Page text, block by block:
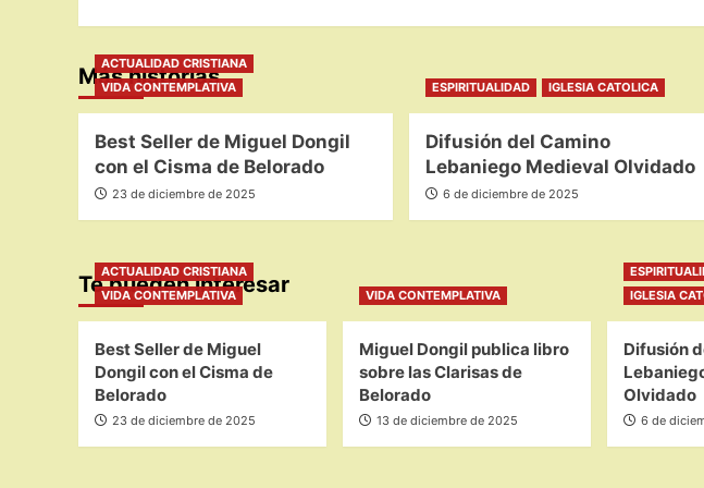
entradas
Más historias
ACTUALIDAD CRISTIANA
VIDA CONTEMPLATIVA
Best Seller de Miguel Dongil
con el Cisma de Belorado
23 de diciembre de 2025
ESPIRITUALIDAD IGLESIA CATOLICA
Difusión del Camino
Lebaniego Medieval Olvidado
6 de diciembre de 2025
Te pueden interesar
ACTUALIDAD CRISTIANA
VIDA CONTEMPLATIVA
Best Seller de Miguel
Dongil con el Cisma de
Belorado
23 de diciembre de 2025
VIDA CONTEMPLATIVA
Miguel Dongil publica libro
sobre las Clarisas de
Belorado
13 de diciembre de 2025
IGLESIA
Difusión
Olvidado
6 de